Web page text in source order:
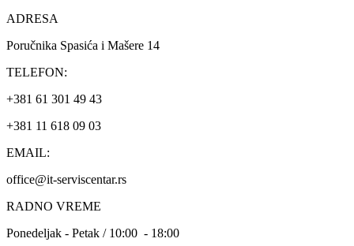
ADRESA
Poručnika Spasića i Mašere 14
TELEFON:
+381 61 301 49 43
+381 11 618 09 03
EMAIL:
office@it-serviscentar.rs
RADNO VREME
Ponedeljak - Petak / 10:00 - 18:00